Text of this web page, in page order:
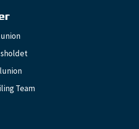
Team